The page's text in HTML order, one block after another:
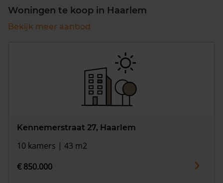
Woningen te koop in Haarlem
Bekijk meer aanbod
Kennemerstraat 27, Haarlem
10 kamers | 43 m2
€ 850.000